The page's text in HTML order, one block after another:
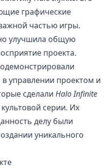
графические
частью игры.
улучшила общую
проекта.
управлении проектом и
сделали Halo Infinite
серии. Их
делу были
уникального